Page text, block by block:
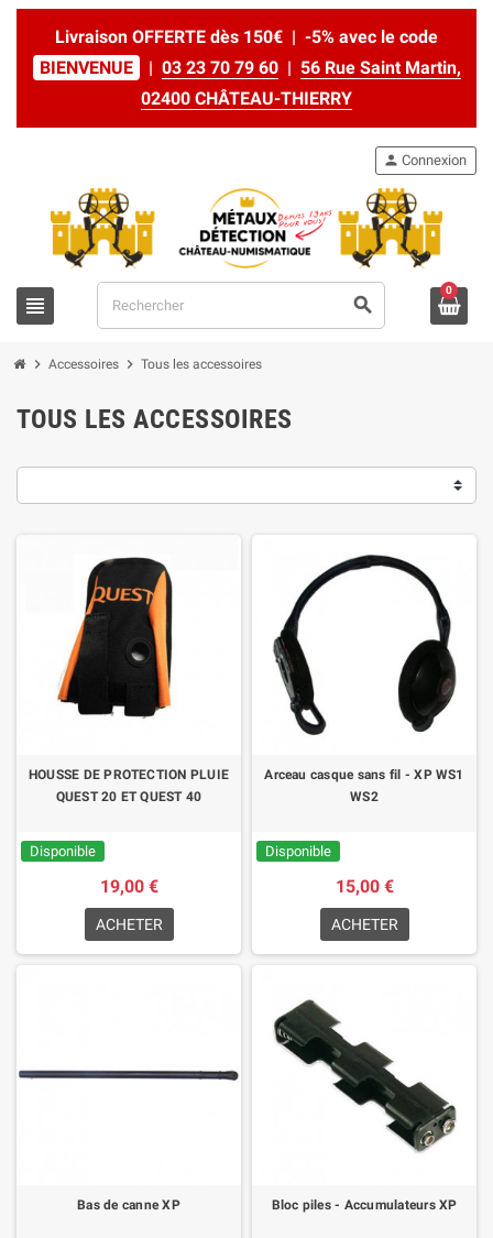
Livraison OFFERTE dès 150€ | -5% avec le code
BIENVENUE
| 03 23 70 79 60| 56 Rue Saint Martin,
02400 CHÂTEAU-THIERRY
view_headline search
person Connexion
0
chevron_right Accessoires chevron_right Tous les accessoires
TOUS LES ACCESSOIRES
HOUSSE DE PROTECTION PLUIE
QUEST 20 ET QUEST 40
Disponible
19,00 €
ACHETER
Arceau casque sans fil - XP WS1
WS2
Disponible
15,00 €
ACHETER
Bas de canne XP Bloc piles - Accumulateurs XP